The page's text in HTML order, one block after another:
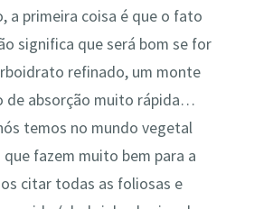
a primeira coisa é que o fato
significa que será bom se for
refinado, um monte
de absorção muito rápida…
temos no mundo vegetal
fazem muito bem para a
citar todas as foliosas e